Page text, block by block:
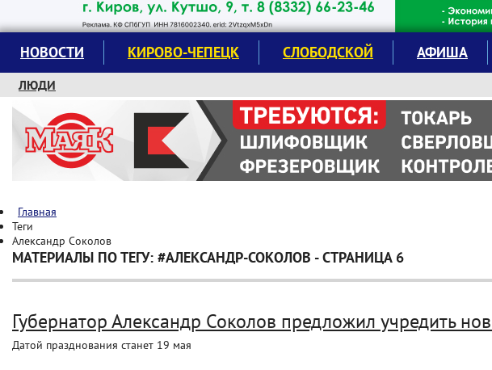
НОВОСТИ КИРОВО-ЧЕПЕЦК СЛОБОДСКОЙ АФИША
ЛЮДИ
КРУЖКИ И СЕКЦИИ
ЗАВОДУ "МАЯК" 85 ЛЕТ
ЭКОЛОГИЯ
Главная
Теги
Александр Соколов
МАТЕРИАЛЫ ПО ТЕГУ: #АЛЕКСАНДР-СОКОЛОВ - СТРАНИЦА 6
Губернатор Александр Соколов предложил учредить
Датой празднования станет 19 мая